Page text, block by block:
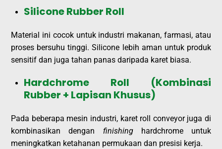
Silicone Rubber Roll
Material ini cocok untuk industri makanan, farmasi, atau
proses bersuhu tinggi. Silicone lebih aman untuk produk
sensitif dan juga tahan panas daripada karet biasa.
Hardchrome Roll (Kombinasi
Rubber + Lapisan Khusus)
Pada beberapa mesin industri, karet roll conveyor juga di
kombinasikan dengan finishinghardchrome untuk
meningkatkan ketahanan permukaan dan presisi kerja.